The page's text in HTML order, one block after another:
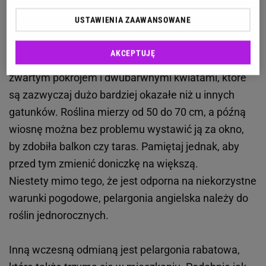
majem, a gdy temperatura za oknem będzie już
odpowiednia, wystarczy wystawić je na balkon lub
do ogrodu. Jedną ze wczesnych odmian jest między
innymi pelargonia angielska. Charakteryzuje się
zwartym pokrojem i dwubarwnymi kwiatami, które
są zazwyczaj dużo bardziej okazałe niż u innych
gatunków. Roślina mierzy od 50 do 70 cm, a późną
wiosnę można bez problemu wystawić ją za okno,
by zdobiła balkon czy taras. Pamiętaj jednak, aby
przed tym zmienić doniczkę na większą.
Niestety mimo tego, że jest odporna na niekorzystne
warunki pogodowe, pelargonia angielska należy do
roślin jednorocznych.
Inną wczesną odmianą jest pelargonia rabatowa,
USTAWIENIA ZAAWANSOWANE
AKCEPTUJĘ